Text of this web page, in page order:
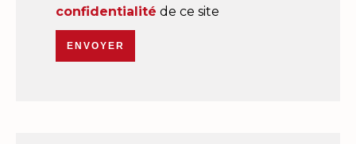
confidentialité de ce site
ENVOYER